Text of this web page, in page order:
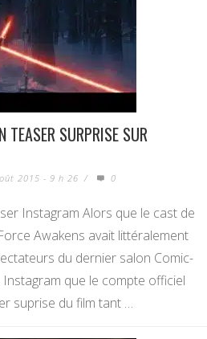
TEASER SURPRISE SUR
2015 - 9 h 26 / 0
Instagram Alors que le cast de
Awakens avait littéralement
du dernier salon Comic-
Instagram que le compte officiel
suprise du film tant …